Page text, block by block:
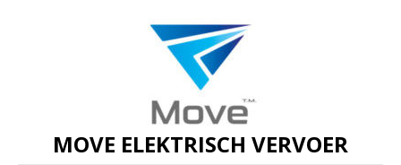
MOVE ELEKTRISCH VERVOER